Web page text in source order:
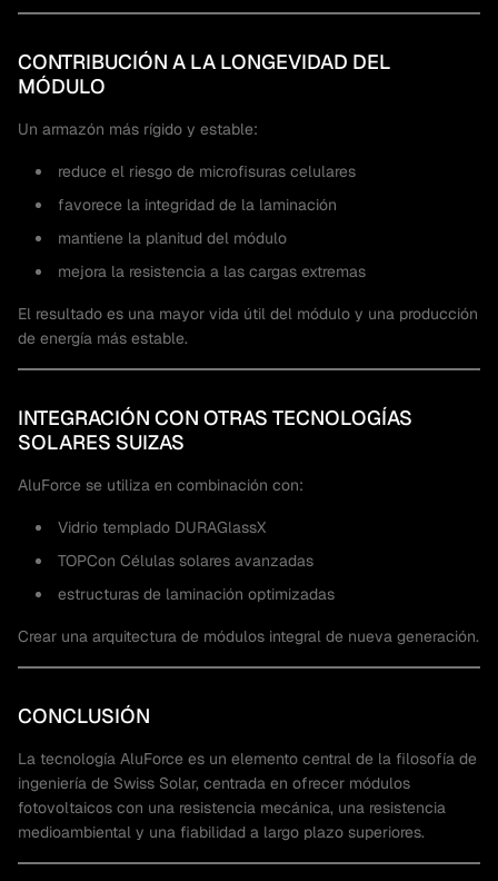
CONTRIBUCIÓN A LA LONGEVIDAD DEL
MÓDULO
Un armazón más rígido y estable:
reduce el riesgo de microfisuras celulares
favorece la integridad de la laminación
mantiene la planitud del módulo
mejora la resistencia a las cargas extremas
El resultado es una mayor vida útil del módulo y una producción
de energía más estable.
INTEGRACIÓN CON OTRAS TECNOLOGÍAS
SOLARES SUIZAS
AluForce se utiliza en combinación con:
Vidrio templado DURAGlassX
TOPCon Células solares avanzadas
estructuras de laminación optimizadas
Crear una arquitectura de módulos integral de nueva generación.
CONCLUSIÓN
La tecnología AluForce es un elemento central de la filosofía de
ingeniería de Swiss Solar, centrada en ofrecer módulos
fotovoltaicos con una resistencia mecánica, una resistencia
medioambiental y una fiabilidad a largo plazo superiores.